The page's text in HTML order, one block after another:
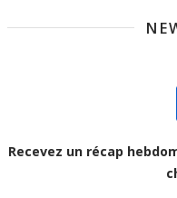
Recevez un récap